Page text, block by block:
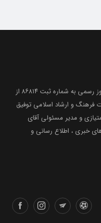
با اخذ مجوز رسمی به شماره ثبت ۸۶۸۱۴ از
فرهنگ و ارشاد اسلامی توفیق
سال ۱۳۹۹ با صاحب امتیازی و مدیر مسئولی آقای
خبری ، اطلاع رسانی و